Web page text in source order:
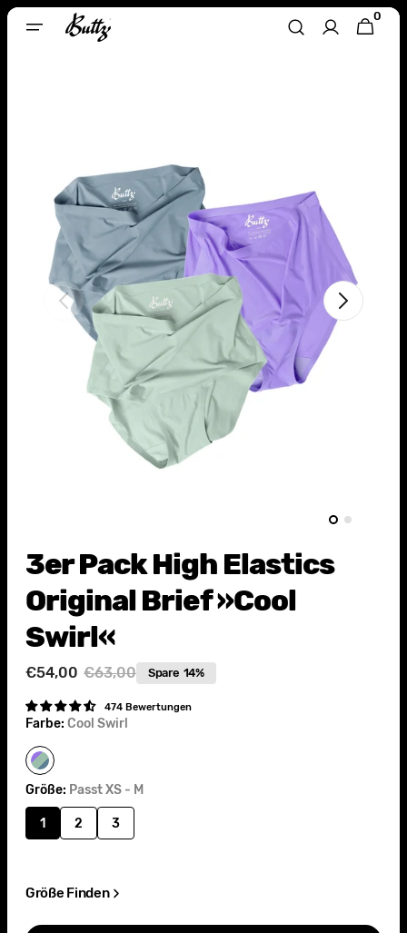
Direkt
Zum
WARENKORB
0
ARTIKEL
3er Pack High Elastics
Original Brief »Cool
Swirl«
Verkaufspreis
€54,00
Normaler
Preis
€63,00 Spare 14%
474 Bewertungen
Farbe: Cool Swirl
Cool
Swirl
Größe: Passt XS - M
1
Variante
nicht
2
Variante
nicht
3
Variante
nicht
Größe Finden